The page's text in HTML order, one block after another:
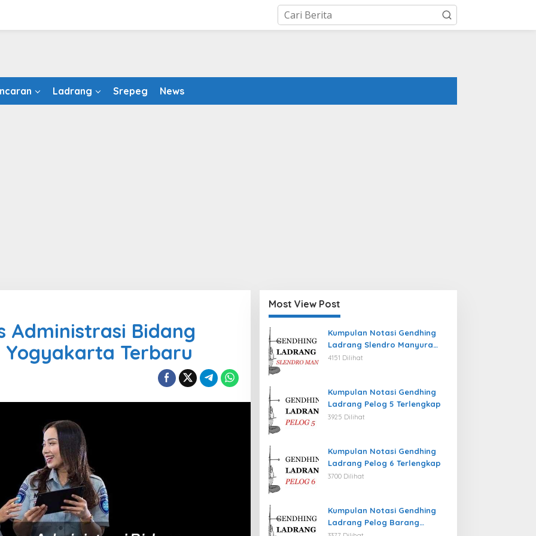
Ladrang Srepeg News
Administrasi Bidang
Terbaru
Most View Post
Kumpulan Notasi Gendhing
Ladrang Slendro Manyura
Terlengkap
4151 Dilihat
Kumpulan Notasi Gendhing
Ladrang Pelog 5 Terlengkap
3925 Dilihat
Kumpulan Notasi Gendhing
Ladrang Pelog 6 Terlengkap
3700 Dilihat
Kumpulan Notasi Gendhing
Ladrang Pelog Barang